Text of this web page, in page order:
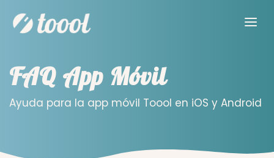
FAQ App Móvil
Ayuda para la app móvil Toool en iOS y Android